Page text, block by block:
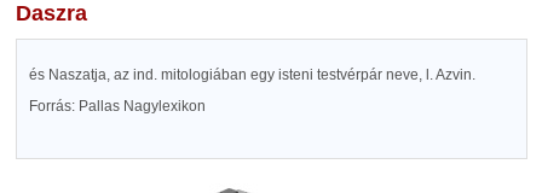
Daszra
és Naszatja, az ind. mitologiában egy isteni testvérpár neve, l. Azvin.
Forrás: Pallas Nagylexikon